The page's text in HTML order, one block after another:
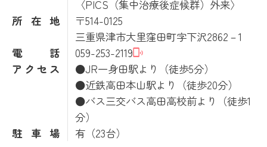
〈PICS（集中治療後症候群）外来〉
所在地
〒514-0125
三重県津市大里窪田町字下沢2862－1
電話
059-253-2119
アクセス
●JR一身田駅より（徒歩5分）
●近鉄高田本山駅より（徒歩20分）
●バス三交バス高田高校前より（徒歩1
分）
駐車場
有（23台）